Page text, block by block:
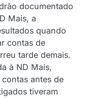
documentado
Mais, a
quando
contas de
tarde demais.
à ND Mais,
contas antes de
tiveram